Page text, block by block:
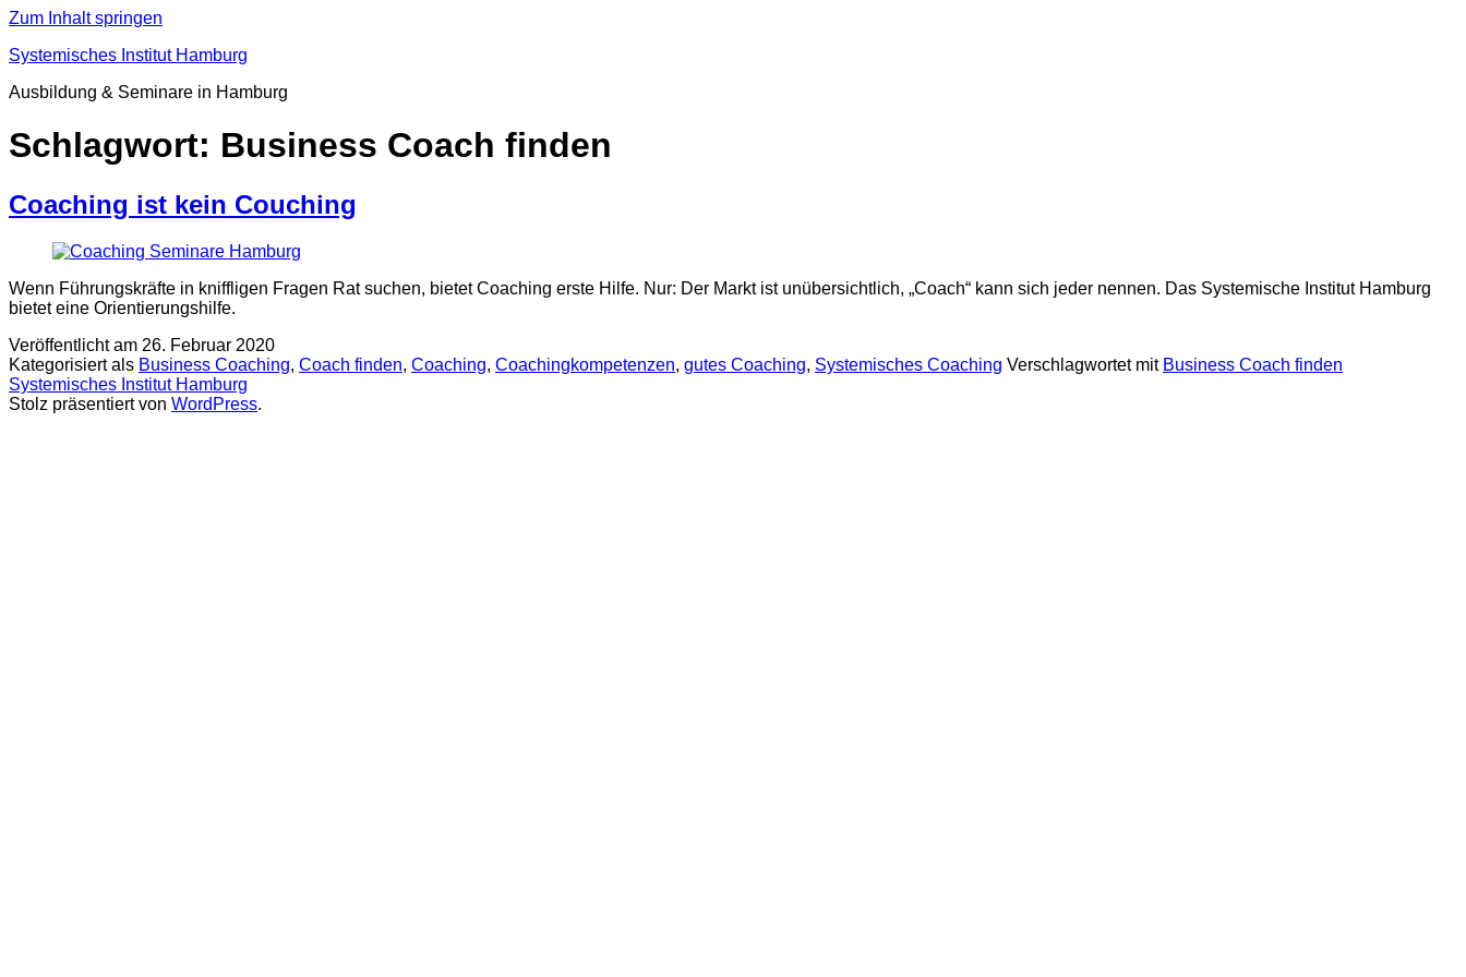
Zum Inhalt springen
Systemisches Institut Hamburg
Ausbildung & Seminare in Hamburg
Schlagwort: Business Coach finden
Coaching ist kein Couching
Wenn Führungskräfte in kniffligen Fragen Rat suchen, bietet Coaching erste Hilfe. Nur: Der Markt ist unübersichtlich, „Coach“ kann sich jeder nennen. Das Systemische Institut Hamburg
bietet eine Orientierungshilfe.
Veröffentlicht am 26. Februar 2020
Kategorisiert als Business Coaching, Coach finden, Coaching, Coachingkompetenzen, gutes Coaching, Systemisches Coaching Verschlagwortet mit Business Coach finden
Systemisches Institut Hamburg
Stolz präsentiert von WordPress.